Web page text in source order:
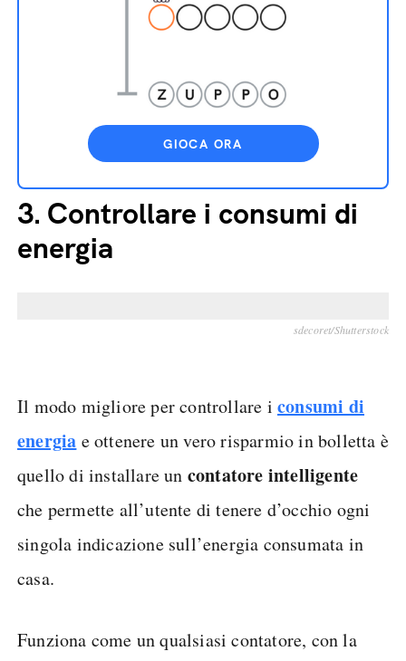
GIOCA ORA
3. Controllare i consumi di
energia
sdecoret/Shutterstock
Il modo migliore per controllare i consumi di
energia e ottenere un vero risparmio in bolletta è
quello di installare un contatore intelligente
che permette all’utente di tenere d’occhio ogni
singola indicazione sull’energia consumata in
casa.
Funziona come un qualsiasi contatore, con la